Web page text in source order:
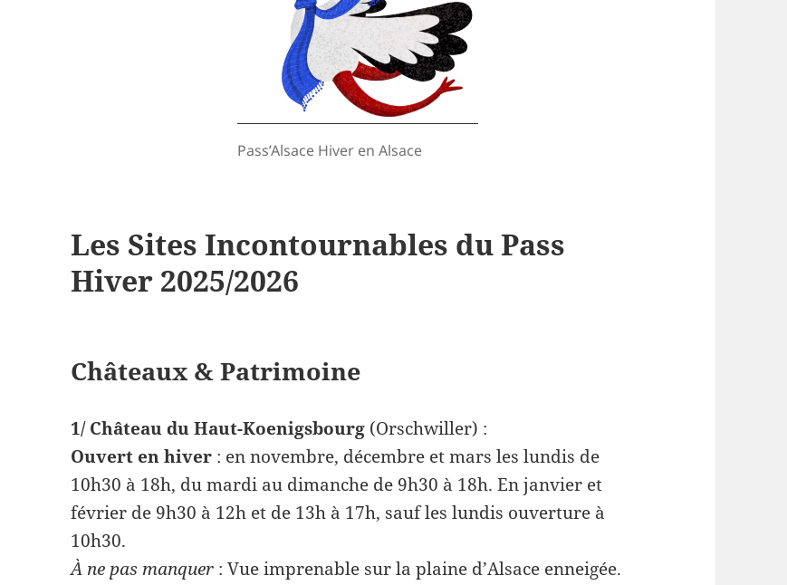
Pass’Alsace Hiver en Alsace
Les Sites Incontournables du Pass
Hiver 2025/2026
Châteaux & Patrimoine
1/ Château du Haut-Koenigsbourg (Orschwiller) :
Ouvert en hiver : en novembre, décembre et mars les lundis de
10h30 à 18h, du mardi au dimanche de 9h30 à 18h. En janvier et
février de 9h30 à 12h et de 13h à 17h, sauf les lundis ouverture à
10h30.
À ne pas manquer : Vue imprenable sur la plaine d’Alsace enneigée.